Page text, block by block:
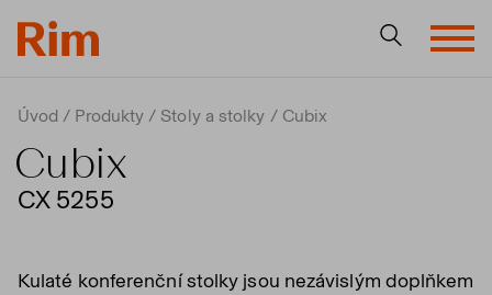
Úvod Produkty Stoly a stolky Cubix
Cubix
CX 5255
Kulaté konferenční stolky jsou nezávislým doplňkem